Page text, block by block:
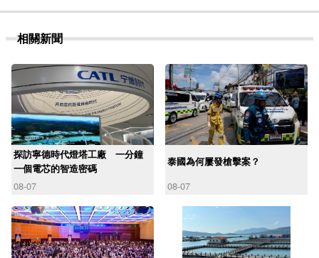
相關新聞
探訪寧德時代燈塔工廠 一分鐘
一個電芯的智造密碼
08-07
泰國為何屢發槍擊案？
08-07